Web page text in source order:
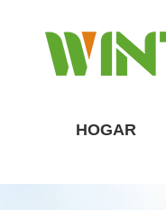
HOGAR